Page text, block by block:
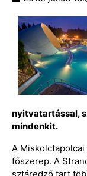
nyitvatartással,
mindenkit.
A
főszerep. A
sztáredző tart